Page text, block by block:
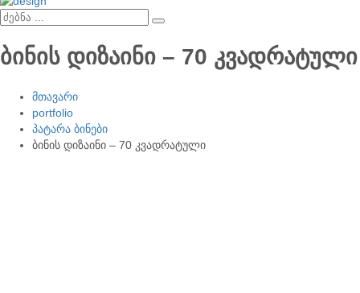
ბინის დიზაინი – 70 კვადრატული
მთავარი
portfolio
პატარა ბინები
ბინის დიზაინი – 70 კვადრატული